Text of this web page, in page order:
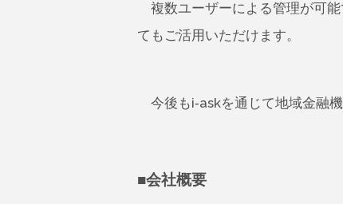
複数ユーザーによる管理が可能
てもご活用いただけます。
今後もi-askを通じて地域金融機
■会社概要